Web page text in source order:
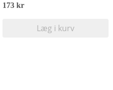
173 kr
Læg i kurv